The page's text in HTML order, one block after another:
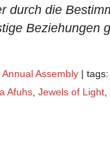
durch die
Beziehungen
Assembly | tags:
Afuhs Jewels of Light